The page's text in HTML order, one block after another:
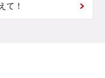
て！